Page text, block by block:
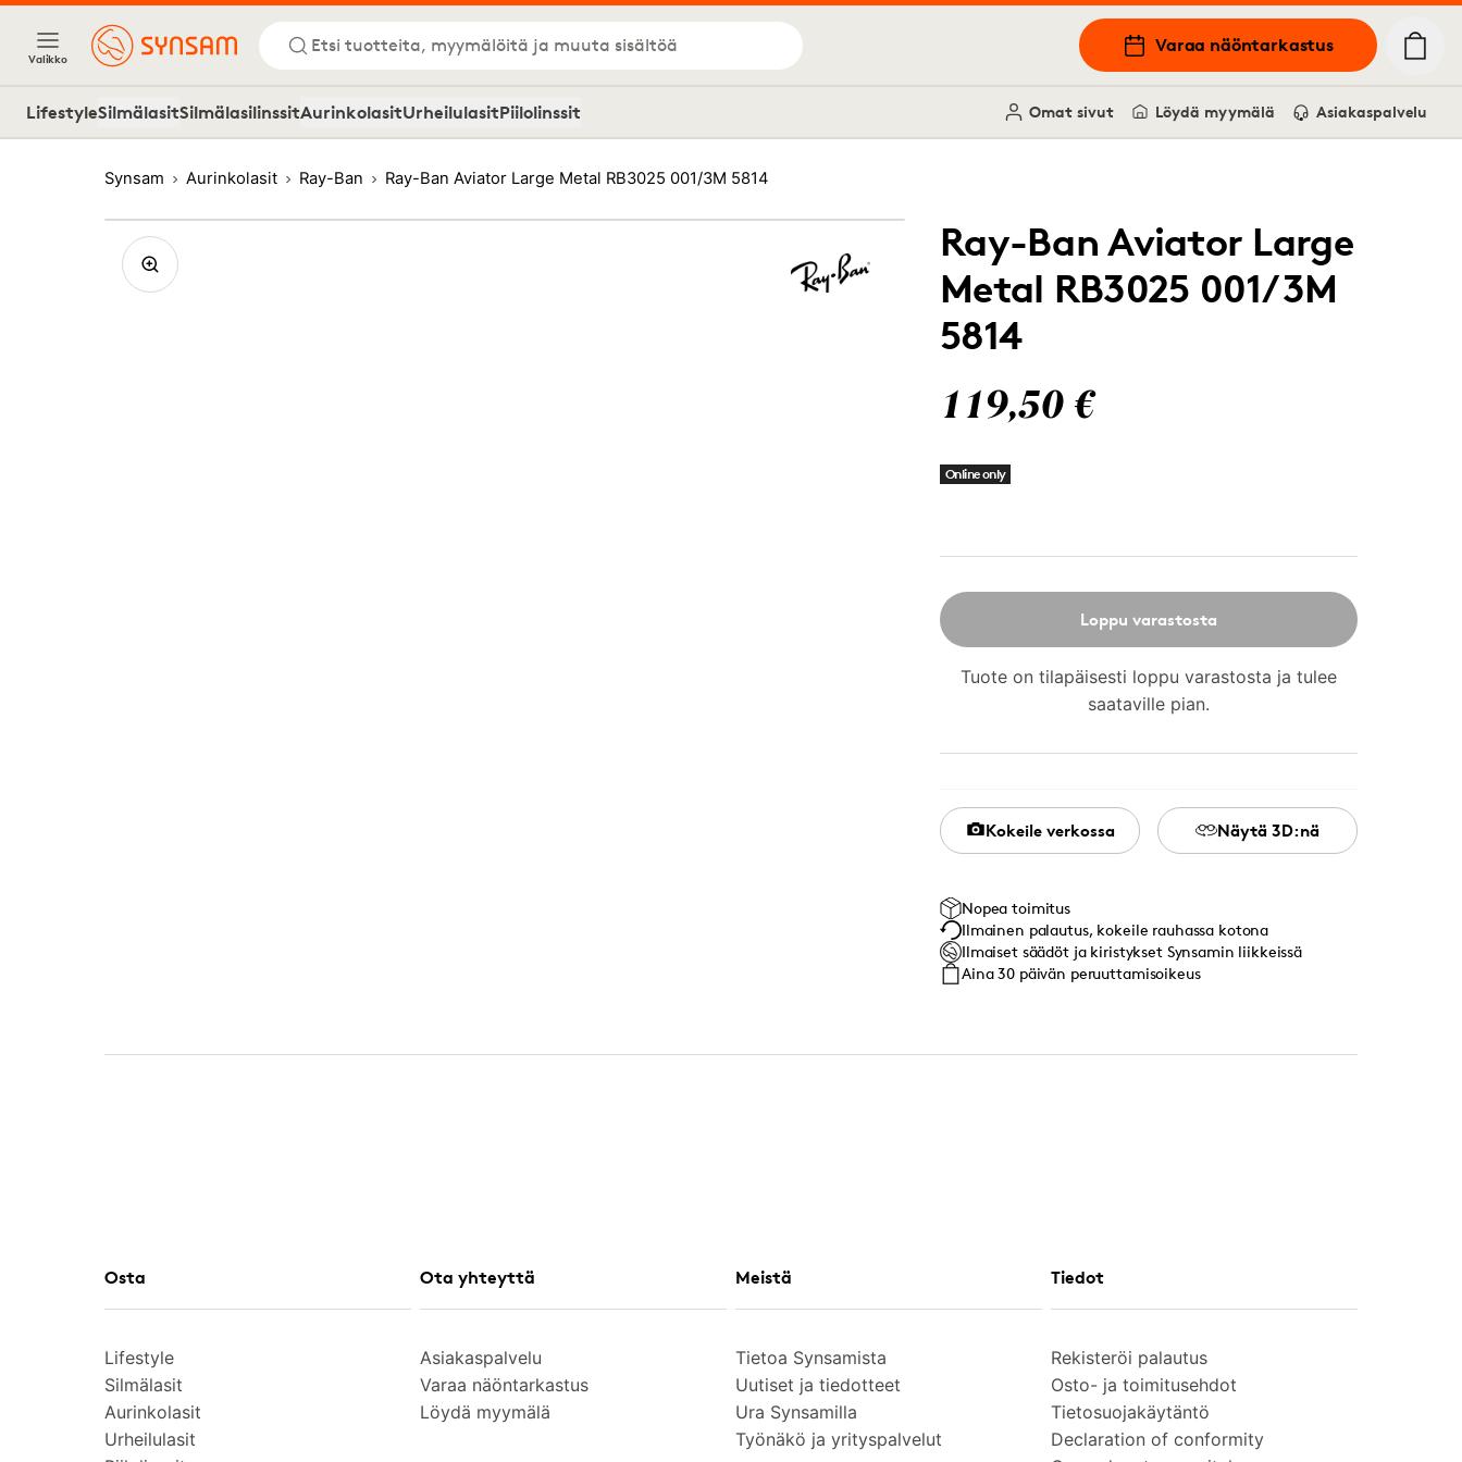
Valikko
Etsi tuotteita, myymälöitä ja muuta sisältöä Varaa näöntarkastus
LifestyleSilmälasitSilmälasilinssitAurinkolasitUrheilulasitPiilolinssit Omat sivut Löydä myymälä Asiakaspalvelu
Synsam Aurinkolasit Ray-Ban Ray-Ban Aviator Large Metal RB3025 001/3M 5814
Ray-Ban Aviator Large
Metal RB3025 001/3M
5814
119,50 €
Online only
Loppu varastosta
Tuote on tilapäisesti loppu varastosta ja tulee
saataville pian.
Kokeile verkossa Näytä 3D:nä
Nopea toimitus
Ilmainen palautus, kokeile rauhassa kotona
Ilmaiset säädöt ja kiristykset Synsamin liikkeissä
Aina 30 päivän peruuttamisoikeus
Osta
Lifestyle
Silmälasit
Aurinkolasit
Urheilulasit
Ota yhteyttä
Asiakaspalvelu
Varaa näöntarkastus
Löydä myymälä
Meistä
Tietoa Synsamista
Uutiset ja tiedotteet
Ura Synsamilla
Työnäkö ja yrityspalvelut
Tiedot
Rekisteröi palautus
Osto- ja toimitusehdot
Tietosuojakäytäntö
Declaration of conformity